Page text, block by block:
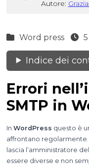
Autore:
Word press
Indice dei
Errori
SMTP in
In WordPress questo è
affrontano
lascia l’amministratore
essere diverse e non